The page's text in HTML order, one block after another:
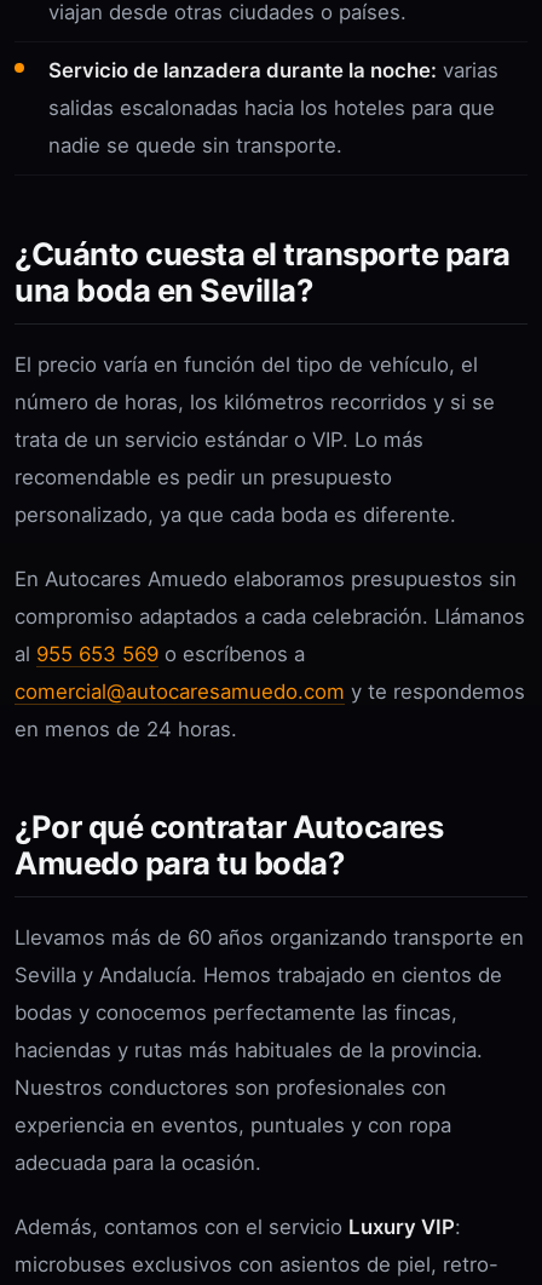
viajan desde otras ciudades o países.
Servicio de lanzadera durante la noche: varias
salidas escalonadas hacia los hoteles para que
nadie se quede sin transporte.
¿Cuánto cuesta el transporte para
una boda en Sevilla?
El precio varía en función del tipo de vehículo, el
número de horas, los kilómetros recorridos y si se
trata de un servicio estándar o VIP. Lo más
recomendable es pedir un presupuesto
personalizado, ya que cada boda es diferente.
En Autocares Amuedo elaboramos presupuestos sin
compromiso adaptados a cada celebración. Llámanos
al 955 653 569 o escríbenos a
comercial@autocaresamuedo.com y te respondemos
en menos de 24 horas.
¿Por qué contratar Autocares
Amuedo para tu boda?
Llevamos más de 60 años organizando transporte en
Sevilla y Andalucía. Hemos trabajado en cientos de
bodas y conocemos perfectamente las fincas,
haciendas y rutas más habituales de la provincia.
Nuestros conductores son profesionales con
experiencia en eventos, puntuales y con ropa
adecuada para la ocasión.
Además, contamos con el servicio Luxury VIP:
microbuses exclusivos con asientos de piel, retro-